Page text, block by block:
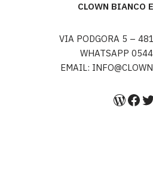
CLOWN BIANCO
VIA PODGORA 5 –
WHATSAPP
EMAIL: